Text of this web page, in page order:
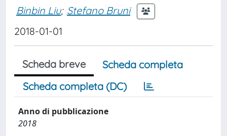
Binbin Liu; Stefano Bruni
2018-01-01
Scheda breve
Scheda completa
Scheda completa (DC)
Anno di pubblicazione
2018